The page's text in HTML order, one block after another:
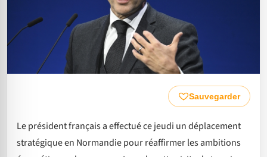
Sauvegarder
Le président français a effectué ce jeudi un déplacement
stratégique en Normandie pour réaffirmer les ambitions